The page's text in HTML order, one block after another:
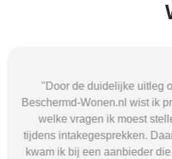
"Door de duidelijke uitleg
Beschermd-Wonen.nl wist ik
welke vragen ik moest
tijdens intakegesprekken.
kwam ik bij een aanbieder